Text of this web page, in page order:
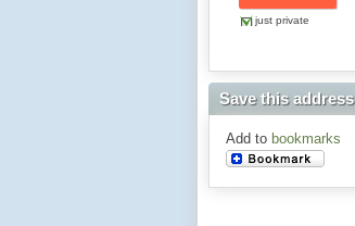
just private
Save this address
Add to bookmarks